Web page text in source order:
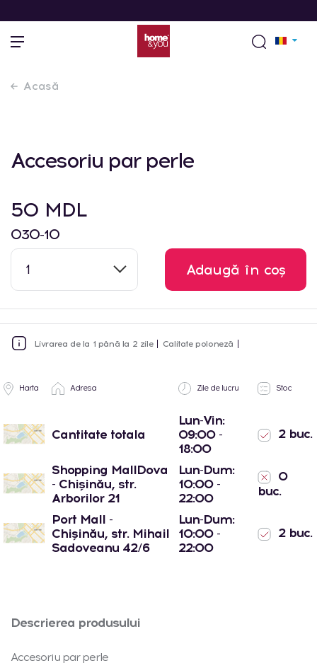
Acasă
Accesoriu par perle
50 MDL
030-10
1 Adaugă în coș
Livrarea de la 1 până la 2 zile Calitate poloneză
Harta Adresa Zile de lucru Stoc
Cantitate totala
Lun-Vin:
09:00 -
18:00
2 buc.
Shopping MallDova
- Chișinău, str.
Arborilor 21
Lun-Dum:
10:00 -
22:00
0
buc.
Port Mall -
Chișinău, str. Mihail
Sadoveanu 42/6
Lun-Dum:
10:00 -
22:00
2 buc.
Descrierea produsului
Accesoriu par perle